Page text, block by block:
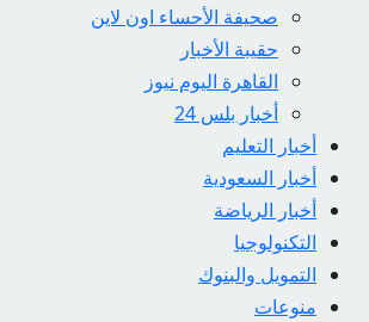
صحيفة الأحساء اون لاين
حقيبة الأخبار
القاهرة اليوم نيوز
أخبار بلس 24
أخبار التعليم
أخبار السعودية
أخبار الرياضة
التكنولوجيا
التمويل والبنوك
منوعات